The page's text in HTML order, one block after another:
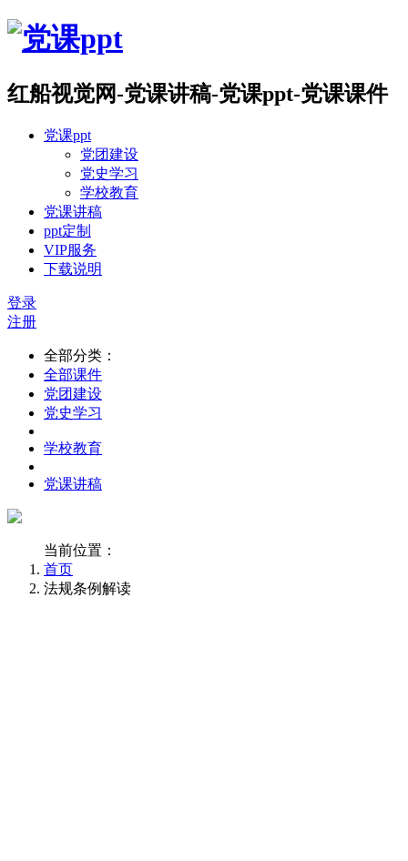
红船视觉网-党课讲稿-党课ppt-党课课件
党课ppt
党团建设
党史学习
学校教育
党课讲稿
ppt定制
VIP服务
下载说明
登录
注册
全部分类：
全部课件
党团建设
党史学习
学校教育
党课讲稿
当前位置：
首页
法规条例解读